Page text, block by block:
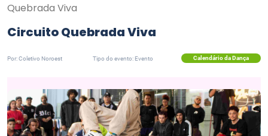
Quebrada Viva
Circuito Quebrada Viva
Por: Coletivo Noroest Tipo do evento: Evento Calendário da Dança